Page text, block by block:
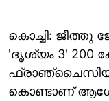
കൊച്ചി:
'ദൃശ്യം 3' 200
കൊണ്ടാണ്